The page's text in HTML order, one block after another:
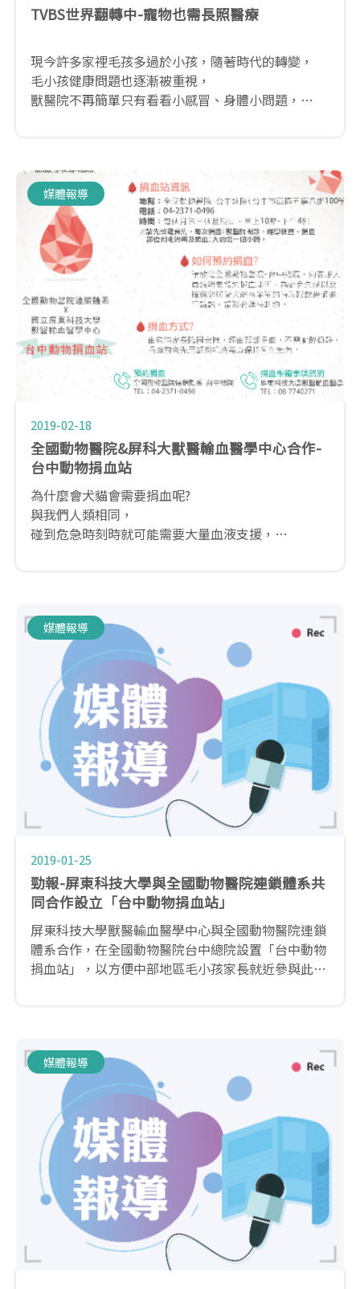
TVBS世界翻轉中-寵物也需長照醫療
現今許多家裡毛孩多過於小孩，隨著時代的轉變，
毛小孩健康問題也逐漸被重視，
獸醫院不再簡單只有看看小感冒、身體小問題，
媒體報導
2019-02-18
全國動物醫院&屏科大獸醫輸血醫學中心合作-
台中動物捐血站
為什麼會犬貓會需要捐血呢?
與我們人類相同，
碰到危急時刻時就可能需要大量血液支援，
媒體報導
2019-01-25
勁報-屏東科技大學與全國動物醫院連鎖體系共
同合作設立「台中動物捐血站」
屏東科技大學獸醫輸血醫學中心與全國動物醫院連鎖
體系合作，在全國動物醫院台中總院設置「台中動物
捐血站」，以方便中部地區毛小孩家長就近參與此項
媒體報導